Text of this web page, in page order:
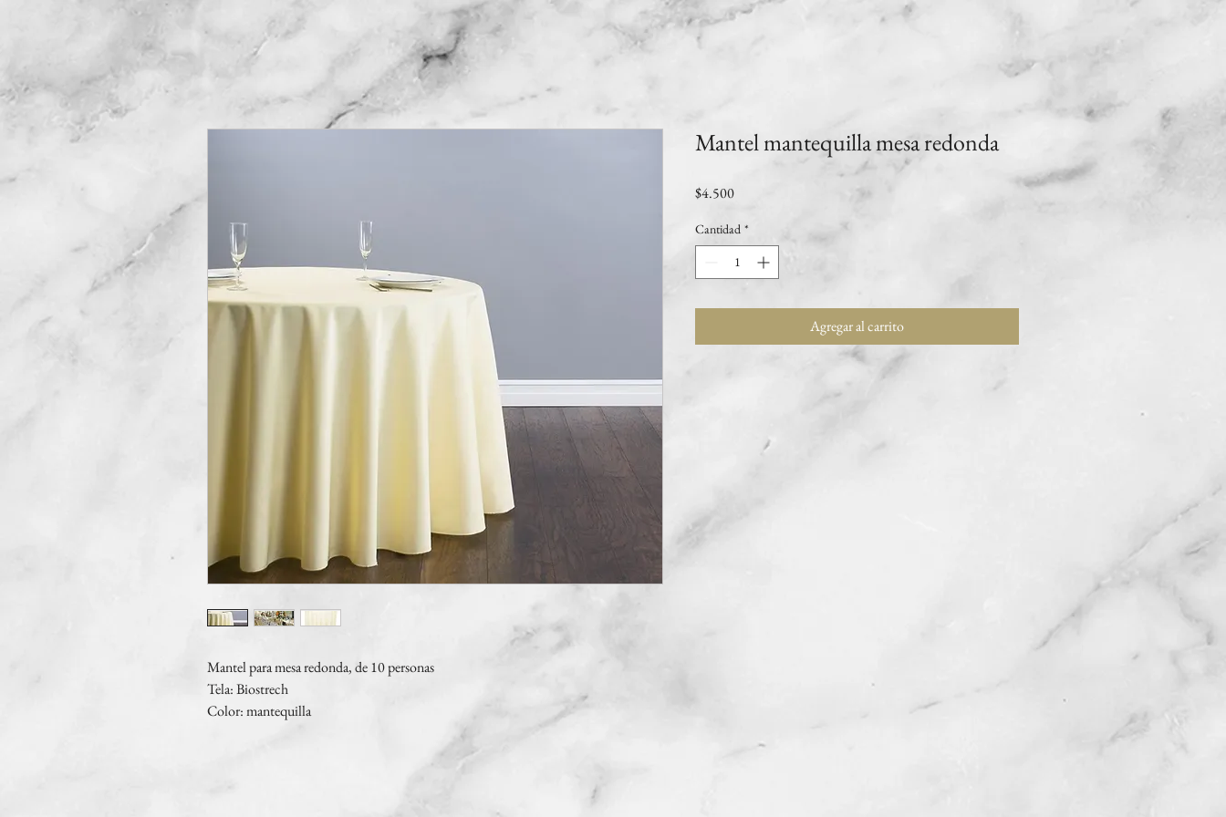
Mantel para mesa redonda, de 10 personas
Tela: Biostrech
Color: mantequilla
Mantel mantequilla mesa redonda
$4.500Precio
Cantidad *
Agregar al carrito